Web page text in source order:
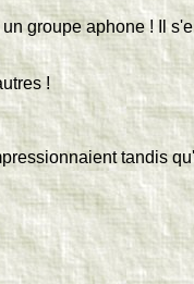
groupe aphone ! Il
!
tandis